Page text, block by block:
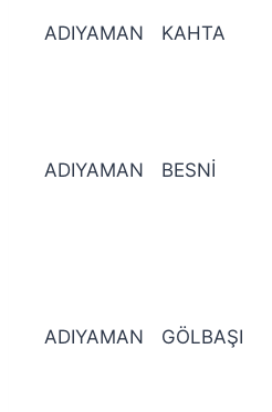
ADIYAMAN KAHTA
ADIYAMAN BESNİ
ADIYAMAN GÖLBAŞI